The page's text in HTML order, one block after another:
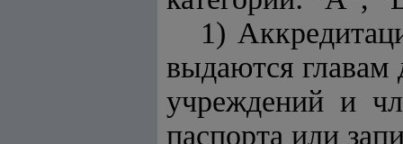
1)
выдаются главам
учреждений и
паспорта или